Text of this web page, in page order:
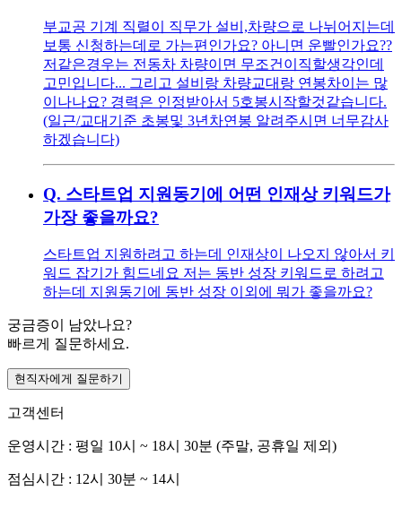
부교공 기계 직렬이 직무가 설비,차량으로 나뉘어지는데
보통 신청하는데로 가는편인가요? 아니면 운빨인가요??
저같은경우는 전동차 차량이면 무조건이직할생각인데
고민입니다... 그리고 설비랑 차량교대랑 연봉차이는 많
이나나요? 경력은 인정받아서 5호봉시작할것같습니다.
(일근/교대기준 초봉및 3년차연봉 알려주시면 너무감사
하겠습니다)
Q. 스타트업 지원동기에 어떤 인재상 키워드가
가장 좋을까요?
스타트업 지원하려고 하는데 인재상이 나오지 않아서 키
워드 잡기가 힘드네요 저는 동반 성장 키워드로 하려고
하는데 지원동기에 동반 성장 이외에 뭐가 좋을까요?
궁금증이 남았나요?
빠르게 질문하세요.
현직자에게 질문하기
고객센터
운영시간 : 평일 10시 ~ 18시 30분 (주말, 공휴일 제외)
점심시간 : 12시 30분 ~ 14시